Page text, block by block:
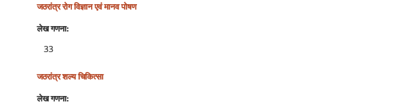
जठरांत्र रोग विज्ञान एवं मानव पोषण
लेख गणना:
33
जठरांत्र शल्‍य चिकित्‍सा
लेख गणना: